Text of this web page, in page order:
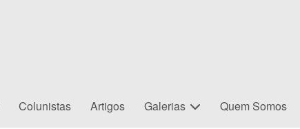
Colunistas Artigos Galerias Quem Somos